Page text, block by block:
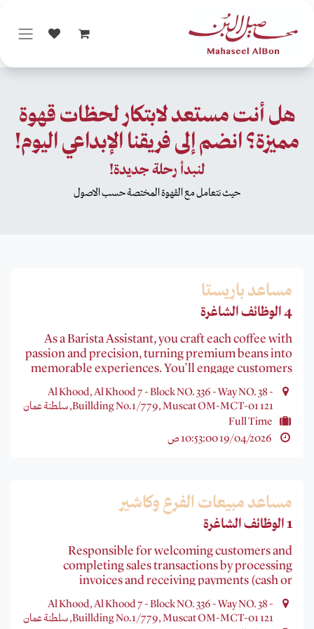
هل أنت مستعد لابتكار لحظات قهوة
مميزة؟ انضم إلى فريقنا الإبداعي اليوم!
لنبدأ رحلة جديدة!
حيث نتعامل مع القهوة المختصة حسب الاصول
مساعد باريستا
4 الوظائف الشاغرة
As a Barista Assistant, you craft each coffee with
passion and precision, turning premium beans into
memorable experiences. You’ll engage customers
with your coffee knowledge, bringing creativity to
every cup in our luxury, team-driven environment.
Al Khood, Al Khood 7 - Block NO. 336 - Way NO. 38 -
Buillding No.1/779, Muscat OM-MCT-01 121, سلطنة عمان
Full Time
19/04/2026 10:53:00 ص
مساعد مبيعات الفرع وكاشير
1 الوظائف الشاغرة
Responsible for welcoming customers and
completing sales transactions by processing
invoices and receiving payments (cash or
electronic). Ensures accuracy in financial
transactions, assists customers by answering their
inquiries and recommending suitable products,
Al Khood, Al Khood 7 - Block NO. 336 - Way NO. 38 -
Buillding No.1/779, Muscat OM-MCT-01 121, سلطنة عمان